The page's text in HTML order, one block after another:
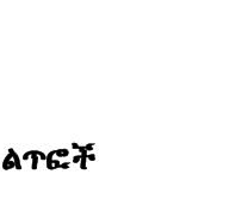
ልጥፎች